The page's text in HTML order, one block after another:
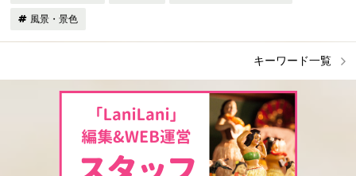
風景・景色
キーワード一覧